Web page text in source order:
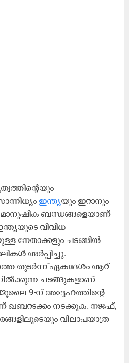
ഇന്ത്യയും ഇറാനും
മാനുഷിക ബന്ധങ്ങളെയാണ്
വിവിധ
നേതാക്കളും ചടങ്ങിൽ
അർപ്പിച്ചു.
തുടർന്ന് ഏകദേശം ആറ്
ചടങ്ങുകളാണ്
9-ന് അദ്ദേഹത്തിന്റെ
ഖബറടക്കം നടക്കുക. നജഫ്,
വിലാപയാത്ര